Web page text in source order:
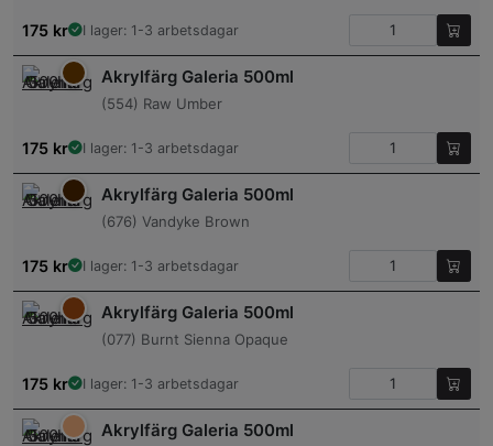
175 kr I lager: 1-3 arbetsdagar
Akrylfärg Galeria 500ml
(554) Raw Umber
175 kr I lager: 1-3 arbetsdagar
Akrylfärg Galeria 500ml
(676) Vandyke Brown
175 kr I lager: 1-3 arbetsdagar
Akrylfärg Galeria 500ml
(077) Burnt Sienna Opaque
175 kr I lager: 1-3 arbetsdagar
Akrylfärg Galeria 500ml